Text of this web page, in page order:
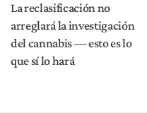
La reclasificación no
arreglará la investigación
del cannabis — esto es lo
que sí lo hará